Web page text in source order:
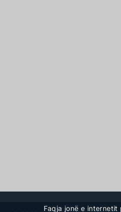
Faqja jonë e